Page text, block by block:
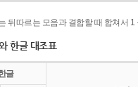
뒤따르는 모음과 결합할 때 합쳐서 1
한글 대조표
글